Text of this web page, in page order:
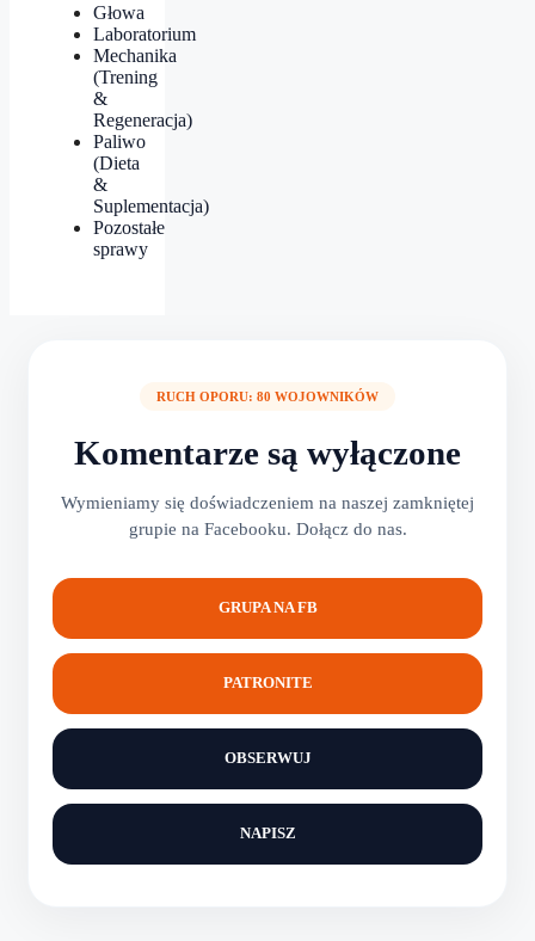
Głowa
Laboratorium
Mechanika
(Trening
&
Regeneracja)
Paliwo
(Dieta
&
Suplementacja)
Pozostałe
sprawy
RUCH OPORU: 80 WOJOWNIKÓW
Komentarze są wyłączone
Wymieniamy się doświadczeniem na naszej zamkniętej
grupie na Facebooku. Dołącz do nas.
GRUPA NA FB
PATRONITE
OBSERWUJ
NAPISZ